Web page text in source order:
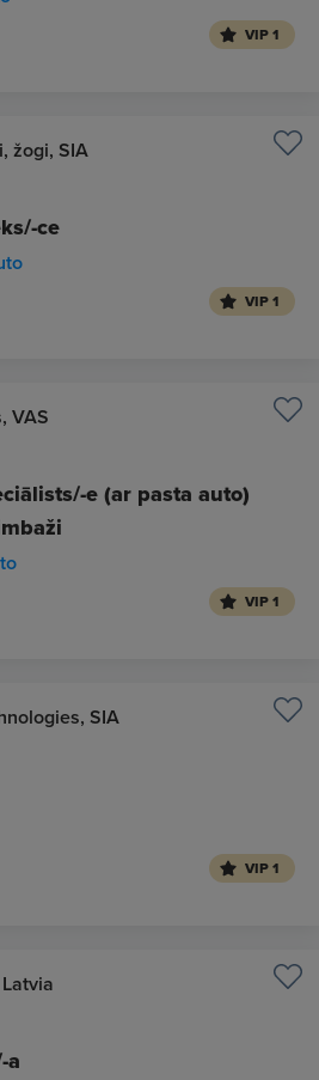
VIP 1
žogi, SIA
ce
VIP 1
VAS
e (ar pasta auto)
VIP 1
SIA
VIP 1
a